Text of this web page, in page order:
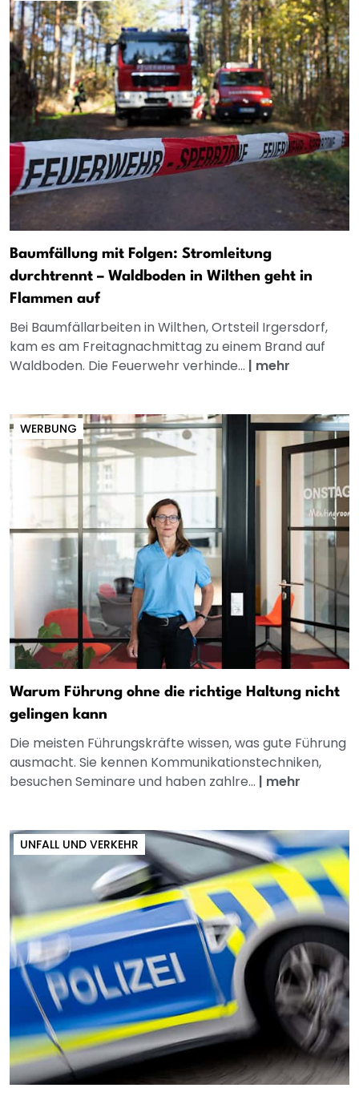
Baumfällung mit Folgen: Stromleitung
durchtrennt – Waldboden in Wilthen geht in
Flammen auf
Bei Baumfällarbeiten in Wilthen, Ortsteil Irgersdorf,
kam es am Freitagnachmittag zu einem Brand auf
Waldboden. Die Feuerwehr verhinde... | mehr
WERBUNG
Warum Führung ohne die richtige Haltung nicht
gelingen kann
Die meisten Führungskräfte wissen, was gute Führung
ausmacht. Sie kennen Kommunikationstechniken,
besuchen Seminare und haben zahlre... | mehr
UNFALL UND VERKEHR